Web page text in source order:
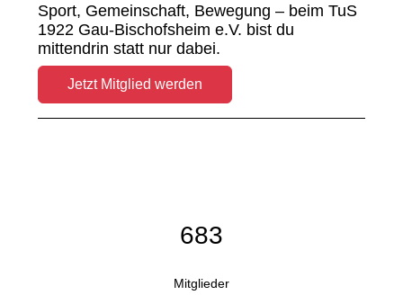
Sport, Gemeinschaft, Bewegung – beim TuS
1922 Gau-Bischofsheim e.V. bist du
mittendrin statt nur dabei.
Jetzt Mitglied werden
683
Mitglieder